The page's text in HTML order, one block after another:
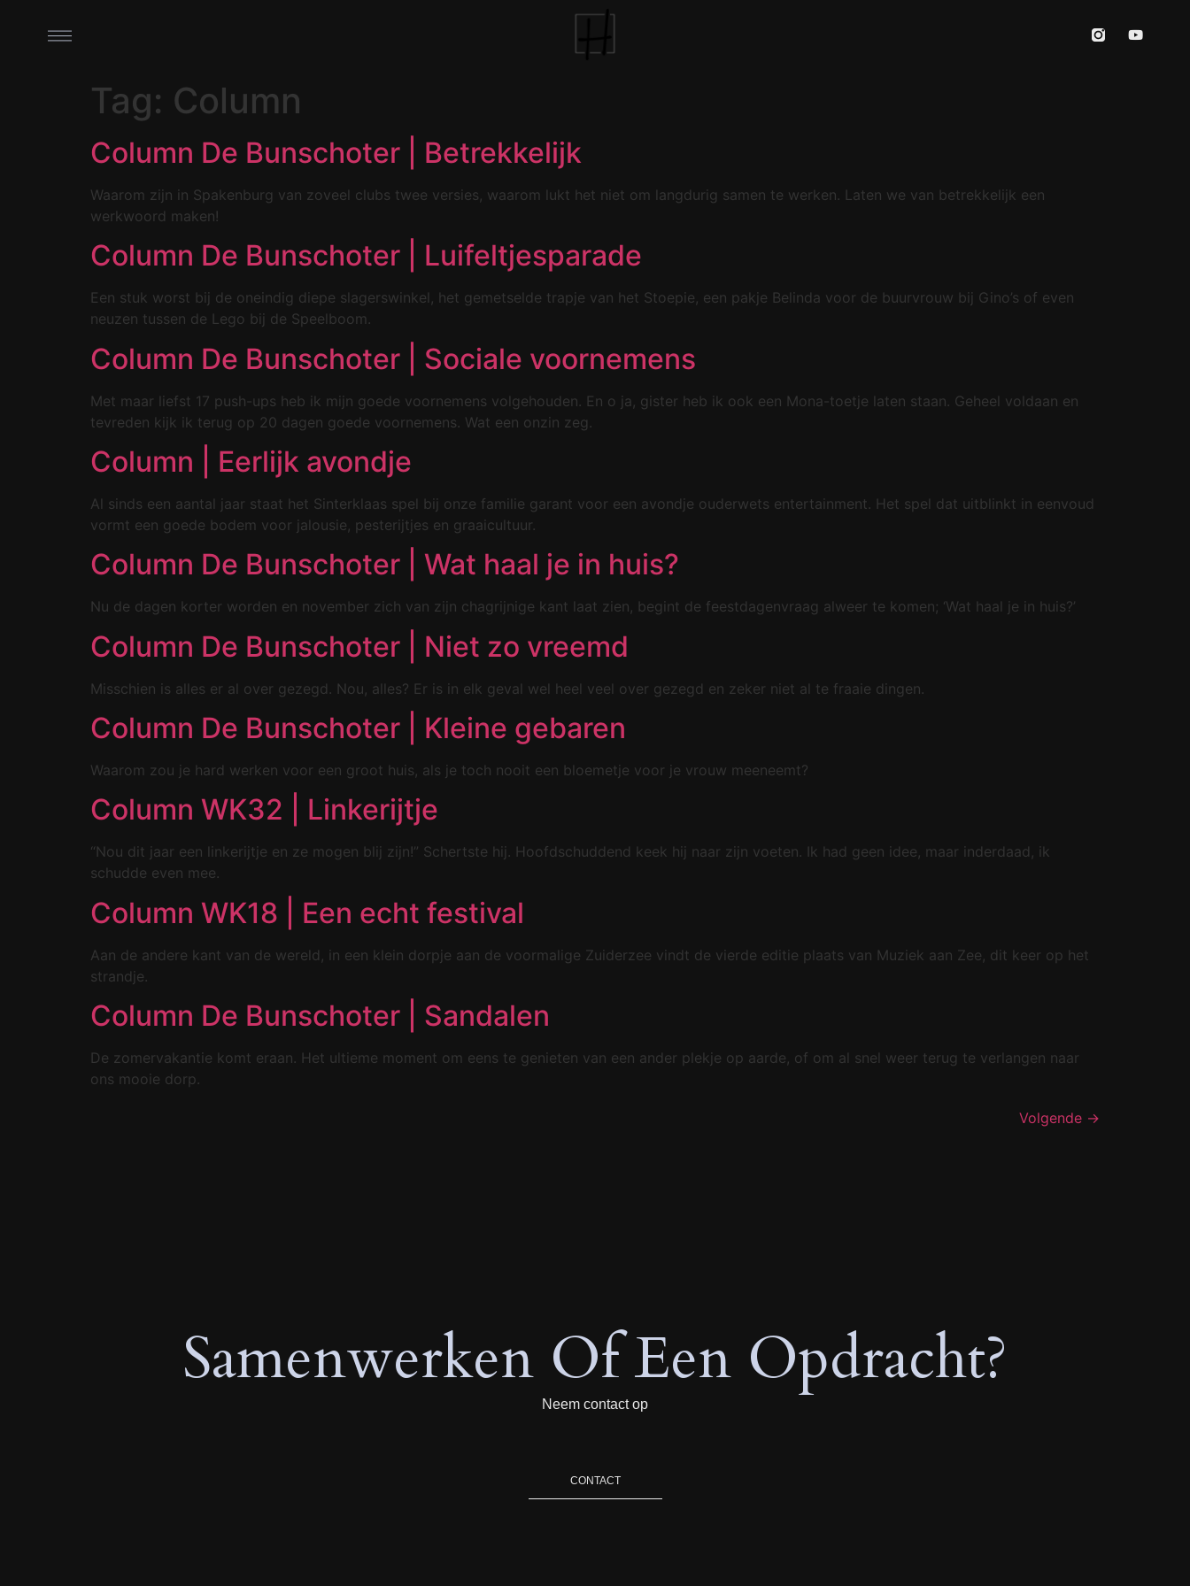
Tag: Column
Column De Bunschoter | Betrekkelijk
Waarom zijn in Spakenburg van zoveel clubs twee versies, waarom lukt het niet om langdurig samen te werken. Laten we van betrekkelijk een
werkwoord maken!
Column De Bunschoter | Luifeltjesparade
Een stuk worst bij de oneindig diepe slagerswinkel, het gemetselde trapje van het Stoepie, een pakje Belinda voor de buurvrouw bij Gino’s of even
neuzen tussen de Lego bij de Speelboom.
Column De Bunschoter | Sociale voornemens
Met maar liefst 17 push-ups heb ik mijn goede voornemens volgehouden. En o ja, gister heb ik ook een Mona-toetje laten staan. Geheel voldaan en
tevreden kijk ik terug op 20 dagen goede voornemens. Wat een onzin zeg.
Column | Eerlijk avondje
Al sinds een aantal jaar staat het Sinterklaas spel bij onze familie garant voor een avondje ouderwets entertainment. Het spel dat uitblinkt in eenvoud
vormt een goede bodem voor jalousie, pesterijtjes en graaicultuur.
Column De Bunschoter | Wat haal je in huis?
Nu de dagen korter worden en november zich van zijn chagrijnige kant laat zien, begint de feestdagenvraag alweer te komen; ‘Wat haal je in huis?’
Column De Bunschoter | Niet zo vreemd
Misschien is alles er al over gezegd. Nou, alles? Er is in elk geval wel heel veel over gezegd en zeker niet al te fraaie dingen.
Column De Bunschoter | Kleine gebaren
Waarom zou je hard werken voor een groot huis, als je toch nooit een bloemetje voor je vrouw meeneemt?
Column WK32 | Linkerijtje
“Nou dit jaar een linkerijtje en ze mogen blij zijn!” Schertste hij. Hoofdschuddend keek hij naar zijn voeten. Ik had geen idee, maar inderdaad, ik
schudde even mee.
Column WK18 | Een echt festival
Aan de andere kant van de wereld, in een klein dorpje aan de voormalige Zuiderzee vindt de vierde editie plaats van Muziek aan Zee, dit keer op het
strandje.
Column De Bunschoter | Sandalen
De zomervakantie komt eraan. Het ultieme moment om eens te genieten van een ander plekje op aarde, of om al snel weer terug te verlangen naar
ons mooie dorp.
Volgende →
Samenwerken Of Een Opdracht?
Neem contact op
CONTACT